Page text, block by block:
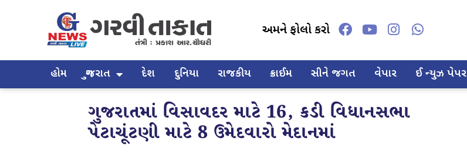
અમને ફોલો કરો
હોમ ગુજરાત દેશ દુનિયા રાજકીય ક્રાઈમ સીને જગત વેપાર ઈ ન્યુઝ પેપર
ગુજરાતમાં વિસાવદર માટે 16, કડી વિધાનસભા
પેટાચૂંટણી માટે 8 ઉમેદવારો મેદાનમાં